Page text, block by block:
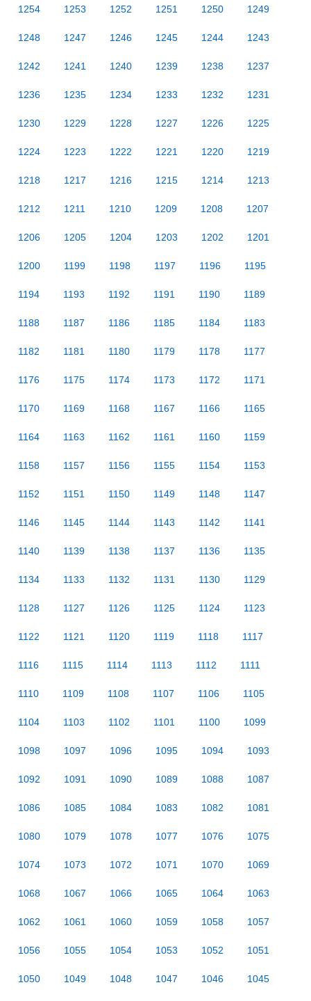
1254 1253 1252 1251 1250 1249
1248 1247 1246 1245 1244 1243
1242 1241 1240 1239 1238 1237
1236 1235 1234 1233 1232 1231
1230 1229 1228 1227 1226 1225
1224 1223 1222 1221 1220 1219
1218 1217 1216 1215 1214 1213
1212 1211 1210 1209 1208 1207
1206 1205 1204 1203 1202 1201
1200 1199 1198 1197 1196 1195
1194 1193 1192 1191 1190 1189
1188 1187 1186 1185 1184 1183
1182 1181 1180 1179 1178 1177
1176 1175 1174 1173 1172 1171
1170 1169 1168 1167 1166 1165
1164 1163 1162 1161 1160 1159
1158 1157 1156 1155 1154 1153
1152 1151 1150 1149 1148 1147
1146 1145 1144 1143 1142 1141
1140 1139 1138 1137 1136 1135
1134 1133 1132 1131 1130 1129
1128 1127 1126 1125 1124 1123
1122 1121 1120 1119 1118 1117
1116 1115 1114 1113 1112 1111
1110 1109 1108 1107 1106 1105
1104 1103 1102 1101 1100 1099
1098 1097 1096 1095 1094 1093
1092 1091 1090 1089 1088 1087
1086 1085 1084 1083 1082 1081
1080 1079 1078 1077 1076 1075
1074 1073 1072 1071 1070 1069
1068 1067 1066 1065 1064 1063
1062 1061 1060 1059 1058 1057
1056 1055 1054 1053 1052 1051
1050 1049 1048 1047 1046 1045